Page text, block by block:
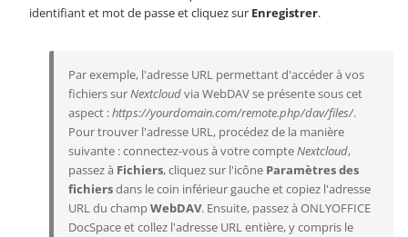
identifiant et mot de passe et cliquez sur Enregistrer.
Par exemple, l'adresse URL permettant d'accéder à vos
fichiers surNextcloudvia WebDAV se présente sous cet
aspect :https://yourdomain.com/remote.php/dav/files/.
Pour trouver l'adresse URL, procédez de la manière
suivante : connectez-vous à votre compteNextcloud,
passez à Fichiers, cliquez sur l'icône Paramètres des
fichiersdans le coin inférieur gauche et copiez l'adresse
URL du champWebDAV. Ensuite, passez à ONLYOFFICE
DocSpace et collez l'adresse URL entière, y compris le